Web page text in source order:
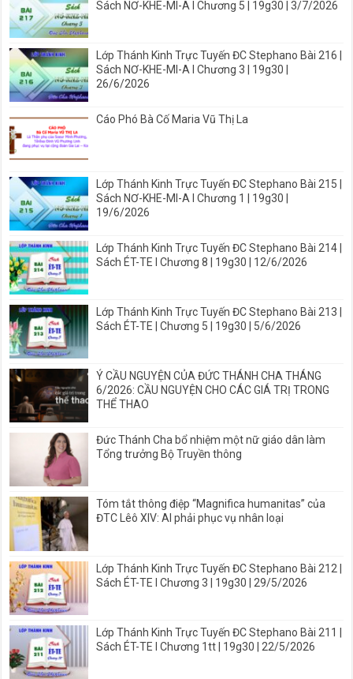
Sách NƠ-KHE-MI-A I Chương 5 | 19g30 | 3/7/2026
Lớp Thánh Kinh Trực Tuyến ĐC Stephano Bài 216 |
Sách NƠ-KHE-MI-A I Chương 3 | 19g30 |
26/6/2026
Cáo Phó Bà Cố Maria Vũ Thị La
Lớp Thánh Kinh Trực Tuyến ĐC Stephano Bài 215 |
Sách NƠ-KHE-MI-A I Chương 1 | 19g30 |
19/6/2026
Lớp Thánh Kinh Trực Tuyến ĐC Stephano Bài 214 |
Sách ÉT-TE I Chương 8 | 19g30 | 12/6/2026
Lớp Thánh Kinh Trực Tuyến ĐC Stephano Bài 213 |
Sách ÉT-TE | Chương 5 | 19g30 | 5/6/2026
Ý CẦU NGUYỆN CỦA ĐỨC THÁNH CHA THÁNG
6/2026: CẦU NGUYỆN CHO CÁC GIÁ TRỊ TRONG
THỂ THAO
Đức Thánh Cha bổ nhiệm một nữ giáo dân làm
Tổng trưởng Bộ Truyền thông
Tóm tắt thông điệp “Magnifica humanitas” của
ĐTC Lêô XIV: AI phải phục vụ nhân loại
Lớp Thánh Kinh Trực Tuyến ĐC Stephano Bài 212 |
Sách ÉT-TE I Chương 3 | 19g30 | 29/5/2026
Lớp Thánh Kinh Trực Tuyến ĐC Stephano Bài 211 |
Sách ÉT-TE I Chương 1tt | 19g30 | 22/5/2026